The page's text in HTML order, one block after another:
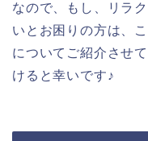
なので、もし、リラ
いとお困りの方は、
についてご紹介させ
けると幸いです♪